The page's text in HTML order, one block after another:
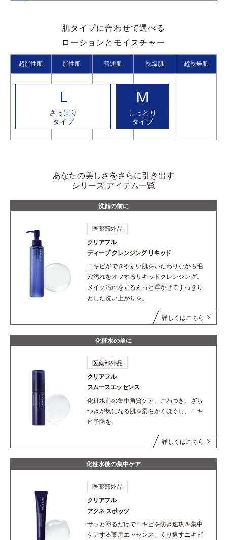
肌タイプに合わせて選べる
ローションとモイスチャー
超脂性肌 脂性肌 普通肌 乾燥肌 超乾燥肌
L
さっぱり
タイプ
M
しっとり
タイプ
あなたの美しさをさらに引き出す
シリーズ アイテム一覧
洗顔の前に
医薬部外品
クリアフル
ディープクレンジング リキッド
ニキビができやすい肌をいたわりながら毛
穴汚れをオフするリキッドクレンジング。
メイク汚れをするんっと浮かせてすっきり
とした洗い上がりを。
詳しくはこちら
化粧水の前に
医薬部外品
クリアフル
スムースエッセンス
化粧水前の集中角質ケア。ごわつき、ざら
つきが気になる肌を柔らかくほぐし、ニキ
ビ予防を。
詳しくはこちら
化粧水後の集中ケア
医薬部外品
クリアフル
アクネ スポッツ
サッと塗るだけでニキビを防ぎ速攻＆集中
ケアする薬用エッセンス。くり返すニキビ